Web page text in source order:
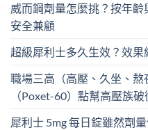
威而鋼劑量怎麼挑？按年
安全兼顧
超級犀利士多久生效？效
職場三高（高壓、久坐、
（Poxet-60）點幫高壓族破
犀利士 5mg 每日錠雖然劑